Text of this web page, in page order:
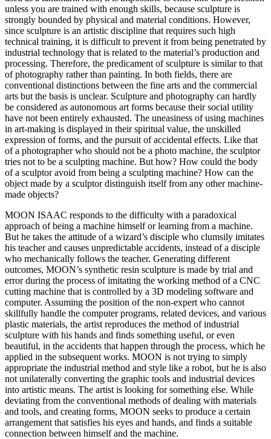
unless you are trained with enough skills, because sculpture is
strongly bounded by physical and material conditions. However,
since sculpture is an artistic discipline that requires such high
technical training, it is difficult to prevent it from being penetrated by
industrial technology that is related to the material’s production and
processing. Therefore, the predicament of sculpture is similar to that
of photography rather than painting. In both fields, there are
conventional distinctions between the fine arts and the commercial
arts but the basis is unclear. Sculpture and photography can hardly
be considered as autonomous art forms because their social utility
have not been entirely exhausted. The uneasiness of using machines
in art-making is displayed in their spiritual value, the unskilled
expression of forms, and the pursuit of accidental effects. Like that
of a photographer who should not be a photo machine, the sculptor
tries not to be a sculpting machine. But how? How could the body
of a sculptor avoid from being a sculpting machine? How can the
object made by a sculptor distinguish itself from any other machine-
made objects?
MOON ISAAC responds to the difficulty with a paradoxical
approach of being a machine himself or learning from a machine.
But he takes the attitude of a wizard’s disciple who clumsily imitates
his teacher and causes unpredictable accidents, instead of a disciple
who mechanically follows the teacher. Generating different
outcomes, MOON’s synthetic resin sculpture is made by trial and
error during the process of imitating the working method of a CNC
cutting machine that is controlled by a 3D modeling software and
computer. Assuming the position of the non-expert who cannot
skillfully handle the computer programs, related devices, and various
plastic materials, the artist reproduces the method of industrial
sculpture with his hands and finds something useful, or even
beautiful, in the accidents that happen through the process, which he
applied in the subsequent works. MOON is not trying to simply
appropriate the industrial method and style like a robot, but he is also
not unilaterally converting the graphic tools and industrial devices
into artistic means. The artist is looking for something else. While
deviating from the conventional methods of dealing with materials
and tools, and creating forms, MOON seeks to produce a certain
arrangement that satisfies his eyes and hands, and finds a suitable
connection between himself and the machine.